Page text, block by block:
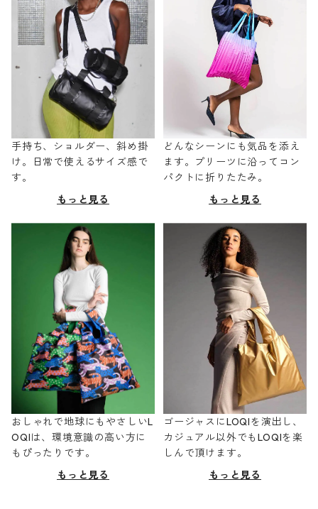
手持ち、ショルダー、斜め掛
け。日常で使えるサイズ感で
す。
もっと見る
どんなシーンにも気品を添え
ます。プリーツに沿ってコン
パクトに折りたたみ。
もっと見る
おしゃれで地球にもやさしいL
OQIは、環境意識の高い方に
もぴったりです。
もっと見る
ゴージャスにLOQIを演出し、
カジュアル以外でもLOQIを楽
しんで頂けます。
もっと見る